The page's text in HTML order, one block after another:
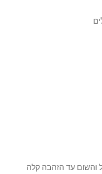
עד הזהבה קלה